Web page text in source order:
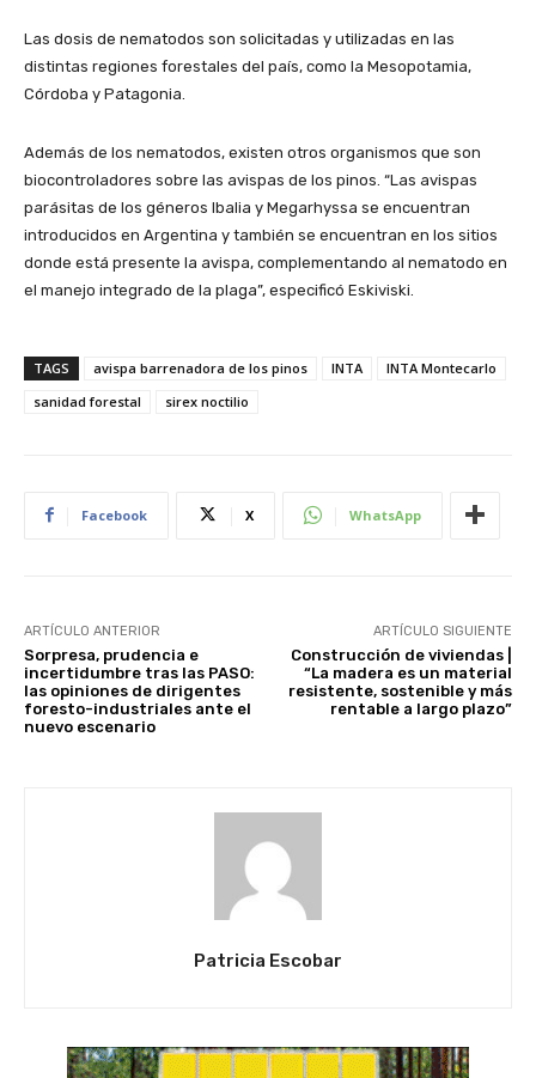
Las dosis de nematodos son solicitadas y utilizadas en las
distintas regiones forestales del país, como la Mesopotamia,
Córdoba y Patagonia.
Además de los nematodos, existen otros organismos que son
biocontroladores sobre las avispas de los pinos. “Las avispas
parásitas de los géneros Ibalia y Megarhyssa se encuentran
introducidos en Argentina y también se encuentran en los sitios
donde está presente la avispa, complementando al nematodo en
el manejo integrado de la plaga”, especificó Eskiviski.
TAGS avispa barrenadora de los pinos INTA
INTA Montecarlo
sanidad forestal
sirex noctilio
Facebook X WhatsApp
ARTÍCULO ANTERIOR
Sorpresa, prudencia e
incertidumbre tras las PASO:
las opiniones de dirigentes
foresto-industriales ante el
nuevo escenario
ARTÍCULO SIGUIENTE
Construcción de viviendas |
“La madera es un material
resistente, sostenible y más
rentable a largo plazo”
Patricia Escobar